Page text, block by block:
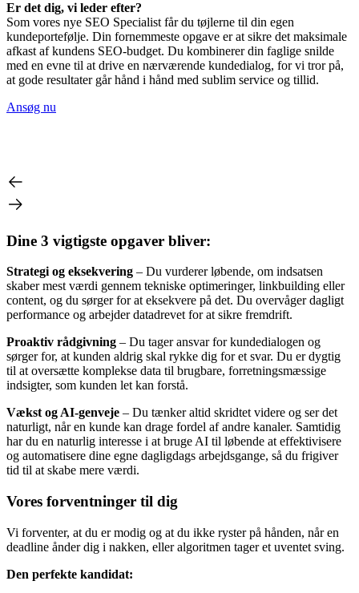
Er det dig, vi leder efter?
Som vores nye SEO Specialist får du tøjlerne til din egen
kundeportefølje. Din fornemmeste opgave er at sikre det maksimale
afkast af kundens SEO-budget. Du kombinerer din faglige snilde
med en evne til at drive en nærværende kundedialog, for vi tror på,
at gode resultater går hånd i hånd med sublim service og tillid.
Ansøg nu
Dine 3 vigtigste opgaver bliver:
Strategi og eksekvering – Du vurderer løbende, om indsatsen
skaber mest værdi gennem tekniske optimeringer, linkbuilding eller
content, og du sørger for at eksekvere på det. Du overvåger dagligt
performance og arbejder datadrevet for at sikre fremdrift.
Proaktiv rådgivning – Du tager ansvar for kundedialogen og
sørger for, at kunden aldrig skal rykke dig for et svar. Du er dygtig
til at oversætte komplekse data til brugbare, forretningsmæssige
indsigter, som kunden let kan forstå.
Vækst og AI-genveje – Du tænker altid skridtet videre og ser det
naturligt, når en kunde kan drage fordel af andre kanaler. Samtidig
har du en naturlig interesse i at bruge AI til løbende at effektivisere
og automatisere dine egne dagligdags arbejdsgange, så du frigiver
tid til at skabe mere værdi.
Vores forventninger til dig
Vi forventer, at du er modig og at du ikke ryster på hånden, når en
deadline ånder dig i nakken, eller algoritmen tager et uventet sving.
Den perfekte kandidat: